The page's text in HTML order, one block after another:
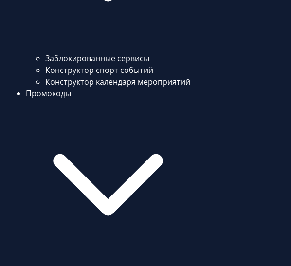
Заблокированные сервисы
Конструктор спорт событий
Конструктор календаря мероприятий
Промокоды